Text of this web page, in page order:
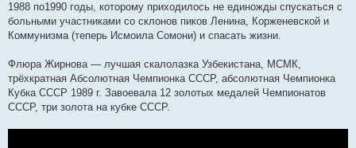
1988 по1990 годы, которому приходилось не единожды спускаться с
больными участниками со склонов пиков Ленина, Корженевской и
Коммунизма (теперь Исмоила Сомони) и спасать жизни.
Флюра Жирнова — лучшая скалолазка Узбекистана, МСМК,
трёхкратная Абсолютная Чемпионка СССР, абсолютная Чемпионка
Кубка СССР 1989 г. Завоевала 12 золотых медалей Чемпионатов
СССР, три золота на кубке СССР.